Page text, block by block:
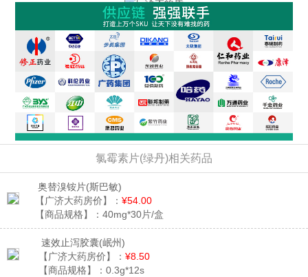
氯霉素片(绿丹)相关药品
奥替溴铵片(斯巴敏)
【广济大药房价】： ¥54.00
【商品规格】： 40mg*30片/盒
速效止泻胶囊(岷州)
【广济大药房价】： ¥8.50
【商品规格】： 0.3g*12s